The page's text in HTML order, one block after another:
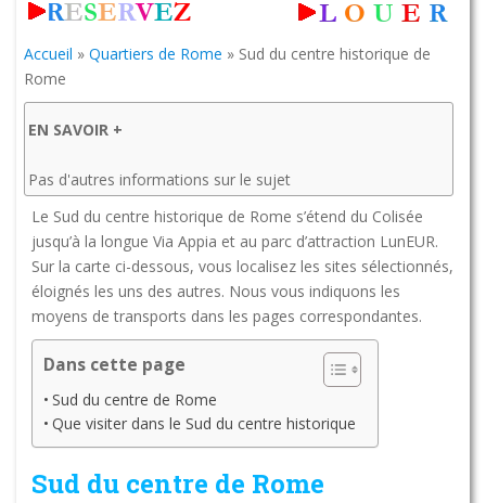
Accueil » Quartiers de Rome » Sud du centre historique de
Rome
EN SAVOIR +
Pas d'autres informations sur le sujet
Le Sud du centre historique de Rome s’étend du Colisée
jusqu’à la longue Via Appia et au parc d’attraction LunEUR.
Sur la carte ci-dessous, vous localisez les sites sélectionnés,
éloignés les uns des autres. Nous vous indiquons les
moyens de transports dans les pages correspondantes.
Dans cette page
Sud du centre de Rome
Que visiter dans le Sud du centre historique
Sud du centre de Rome